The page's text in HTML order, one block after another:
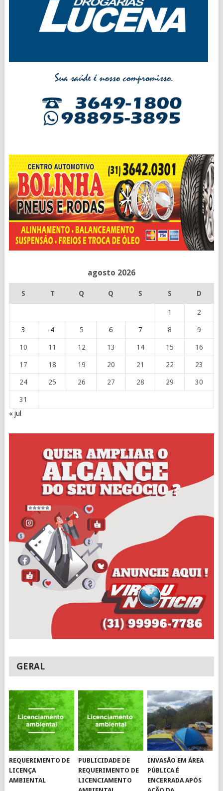
agosto 2026
S T Q Q S S D
1 2
3 4 5 6 7 8 9
10 11 12 13 14 15 16
17 18 19 20 21 22 23
24 25 26 27 28 29 30
31
« jul
GERAL
REQUERIMENTO DE
LICENÇA
AMBIENTAL
PUBLICIDADE DE
REQUERIMENTO DE
LICENCIAMENTO
INVASÃO EM ÁREA
PÚBLICA É
ENCERRADA APÓS